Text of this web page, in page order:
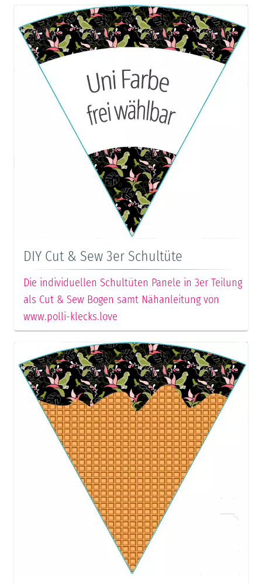
DIY Cut & Sew 3er Schultüte
Die individuellen Schultüten Panele in 3er Teilung
als Cut & Sew Bogen samt Nähanleitung von
www.polli-klecks.love